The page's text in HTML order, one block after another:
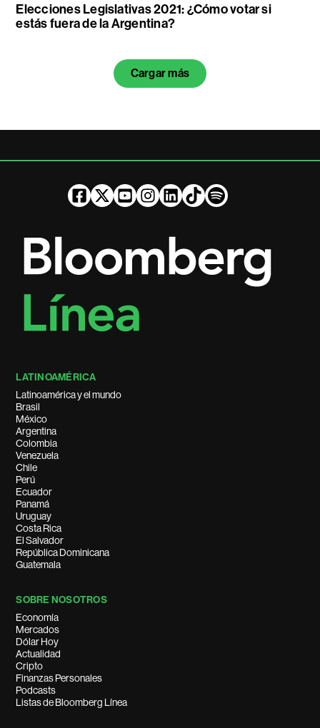
Elecciones Legislativas 2021: ¿Cómo votar si
estás fuera de la Argentina?
Cargar más
LATINOAMÉRICA
Latinoamérica y el mundo
Brasil
México
Argentina
Colombia
Venezuela
Chile
Perú
Ecuador
Panamá
Uruguay
Costa Rica
El Salvador
República Dominicana
Guatemala
SOBRE NOSOTROS
Economía
Mercados
Dólar Hoy
Actualidad
Cripto
Finanzas Personales
Podcasts
Listas de Bloomberg Línea